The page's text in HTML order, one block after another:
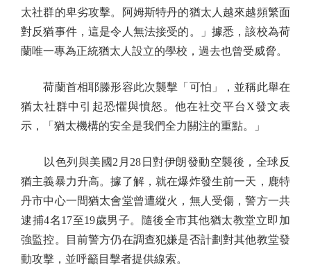
太社群的卑劣攻擊。阿姆斯特丹的猶太人越來越頻繁面
對反猶事件，這是令人無法接受的。」據悉，該校為荷
蘭唯一專為正統猶太人設立的學校，過去也曾受威脅。
荷蘭首相耶滕形容此次襲擊「可怕」，並稱此舉在
猶太社群中引起恐懼與憤怒。他在社交平台X發文表
示，「猶太機構的安全是我們全力關注的重點。」
以色列與美國2月28日對伊朗發動空襲後，全球反
猶主義暴力升高。據了解，就在爆炸發生前一天，鹿特
丹市中心一間猶太會堂曾遭縱火，無人受傷，警方一共
逮捕4名17至19歲男子。隨後全市其他猶太教堂立即加
強監控。目前警方仍在調查犯嫌是否計劃對其他教堂發
動攻擊，並呼籲目擊者提供線索。